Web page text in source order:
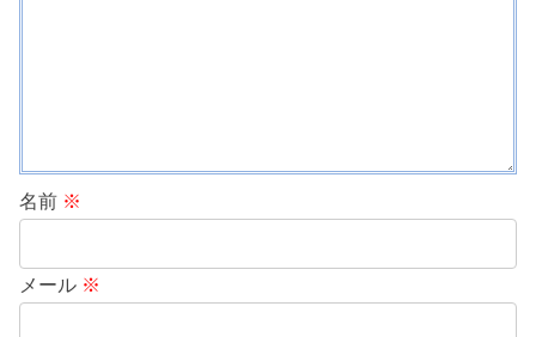
名前 ※
メール ※